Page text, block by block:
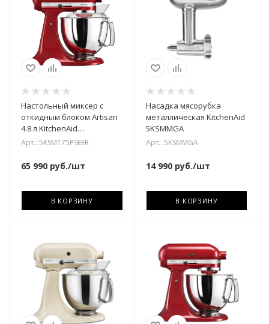
Настольный миксер с
откидным блоком Artisan
4.8 л KitchenAid
5KSM175PSEER
Арт.: 5KSM175PSEER
65 990 руб./шт
В КОРЗИНУ
Насадка мясорубка
металлическая KitchenAid
5KSMMGA
Арт.: 5KSMMGA
14 990руб./шт
В КОРЗИНУ